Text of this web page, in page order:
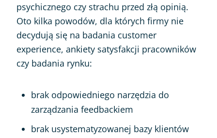
psychicznego czy strachu przed złą opinią.
Oto kilka powodów, dla których firmy nie
decydują się na badania customer
experience, ankiety satysfakcji pracowników
czy badania rynku:
brak odpowiedniego narzędzia do
zarządzania feedbackiem
brak usystematyzowanej bazy klientów